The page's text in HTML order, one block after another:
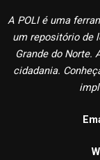
A POLI é uma
um repositório de
Grande do Norte.
cidadania.